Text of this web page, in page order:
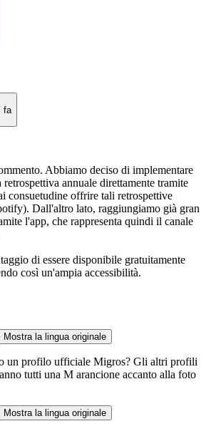
fa
Abbiamo deciso di implementare
annuale direttamente tramite
consuetudine offrire tali retrospettive
Dall'altro lato, raggiungiamo già gran
l'app, che rappresenta quindi il canale
di essere disponibile gratuitamente
così un'ampia accessibilità.
Mostra la lingua originale
un profilo ufficiale Migros? Gli altri profili
tutti una M arancione accanto alla foto
Mostra la lingua originale